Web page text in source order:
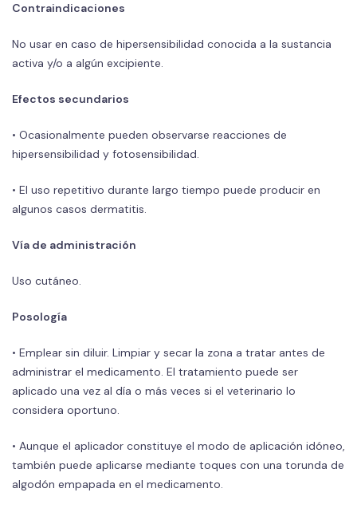
Contraindicaciones
No usar en caso de hipersensibilidad conocida a la sustancia
activa y/o a algún excipiente.
Efectos secundarios
• Ocasionalmente pueden observarse reacciones de
hipersensibilidad y fotosensibilidad.
• El uso repetitivo durante largo tiempo puede producir en
algunos casos dermatitis.
Vía de administración
Uso cutáneo.
Posología
• Emplear sin diluir. Limpiar y secar la zona a tratar antes de
administrar el medicamento. El tratamiento puede ser
aplicado una vez al día o más veces si el veterinario lo
considera oportuno.
• Aunque el aplicador constituye el modo de aplicación idóneo,
también puede aplicarse mediante toques con una torunda de
algodón empapada en el medicamento.